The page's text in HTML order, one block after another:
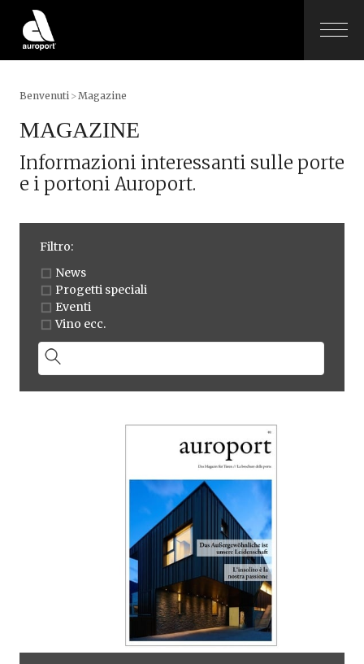
Benvenuti >Magazine
MAGAZINE
Informazioni interessanti sulle porte
e i portoni Auroport.
Filtro:
News
Progetti speciali
Eventi
Vino ecc.